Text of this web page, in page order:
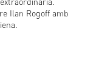
Ilan Rogoff amb